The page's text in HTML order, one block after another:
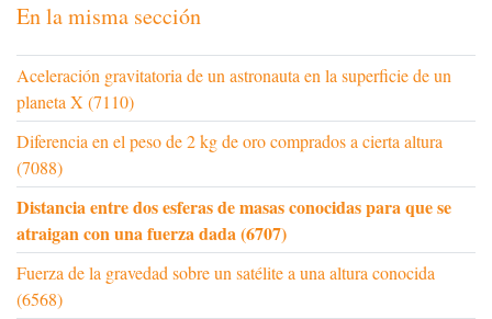
En la misma sección
Aceleración gravitatoria de un astronauta en la superficie de un
planeta X (7110)
Diferencia en el peso de 2 kg de oro comprados a cierta altura
(7088)
Distancia entre dos esferas de masas conocidas para que se
atraigan con una fuerza dada (6707)
Fuerza de la gravedad sobre un satélite a una altura conocida
(6568)